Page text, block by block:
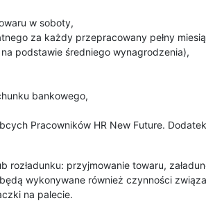
w soboty,
za każdy przepracowany pełny
podstawie średniego wynagrodzenia),
bankowego,
Pracowników HR New Future.
przyjmowanie towaru,
wykonywane również czynności
na palecie.